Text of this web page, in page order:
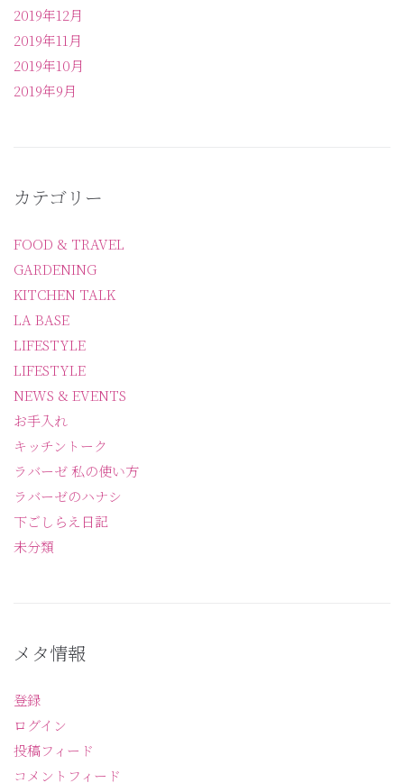
2019年12月
2019年11月
2019年10月
2019年9月
カテゴリー
FOOD & TRAVEL
GARDENING
KITCHEN TALK
LA BASE
LIFESTYLE
LIFESTYLE
NEWS & EVENTS
お手入れ
キッチントーク
ラバーゼ 私の使い方
ラバーゼのハナシ
下ごしらえ日記
未分類
メタ情報
登録
ログイン
投稿フィード
コメントフィード